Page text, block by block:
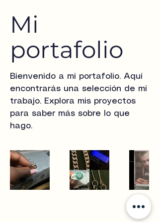
Mi
portafolio
Bienvenido a mi portafolio. Aquí
encontrarás una selección de mi
trabajo. Explora mis proyectos
para saber más sobre lo que
hago.